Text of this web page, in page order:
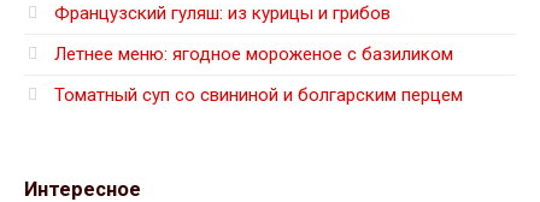
Французский гуляш: из курицы и грибов
Летнее меню: ягодное мороженое с базиликом
Томатный суп со свининой и болгарским перцем
Интересное